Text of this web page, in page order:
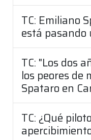
TC: Emiliano
está pasando
TC: "Los dos
los peores de
Spataro en
TC: ¿Qué